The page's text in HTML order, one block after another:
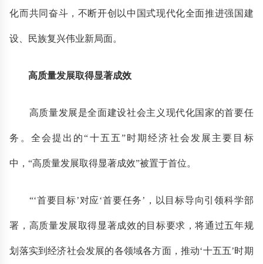
化而共同奋斗，不断开创以中国式现代化全面推进强国建
设、民族复兴伟业新局面。
高质量发展取得显著成效
高质量发展是全面建设社会主义现代化国家的首要任
务。全会提出的“十五五”时期经济社会发展主要目标
中，“高质量发展取得显著成效”被置于首位。
“‘首要目标’对应‘首要任务’，以目标导向引领科学部
署，高质量发展取得显著成效的目标要求，将通过五年规
划落实到经济社会发展的各领域各方面，推动‘十五五’时期